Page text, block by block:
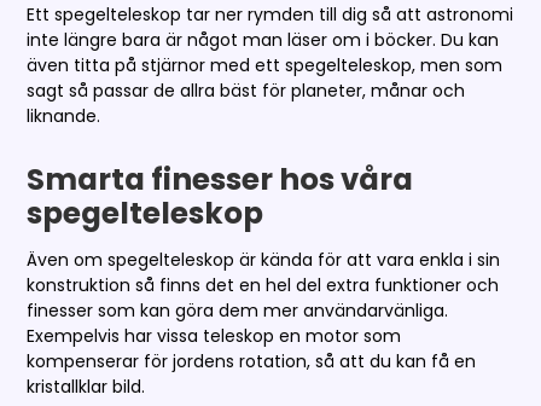
Ett spegelteleskop tar ner rymden till dig så att astronomi
inte längre bara är något man läser om i böcker. Du kan
även titta på stjärnor med ett spegelteleskop, men som
sagt så passar de allra bäst för planeter, månar och
liknande.
Smarta finesser hos våra
spegelteleskop
Även om spegelteleskop är kända för att vara enkla i sin
konstruktion så finns det en hel del extra funktioner och
finesser som kan göra dem mer användarvänliga.
Exempelvis har vissa teleskop en motor som
kompenserar för jordens rotation, så att du kan få en
kristallklar bild.